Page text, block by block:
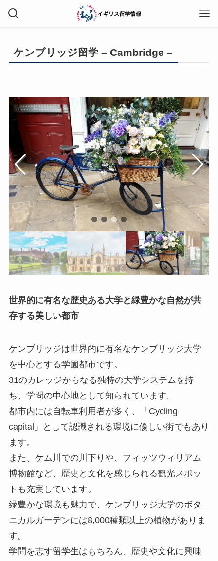
ケンブリッジ留学 – Cambridge –
世界的に有名な歴史ある大学と緑豊かな自然が共
存する美しい都市
ケンブリッジは世界的に有名なケンブリッジ大学
を中心とする学園都市です。
31のカレッジからなる独特の大学システムを持
ち、学問の中心地として知られています。
都市内には自転車利用者が多く、「Cycling
capital」として認識される環境に優しい街でもあり
ます。
また、ケム川での川下りや、フィッツウィリアム
博物館など、歴史と文化を感じられる観光スポッ
トも充実しています。
緑豊かな環境も魅力で、ケンブリッジ大学のボタ
ニカルガーデンには8,000種類以上の植物がありま
す。
学問を志す留学生はもちろん、歴史や文化に興味